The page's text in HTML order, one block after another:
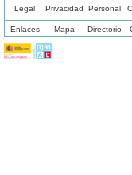
Legal Privacidad Personal
Enlaces Mapa Directorio